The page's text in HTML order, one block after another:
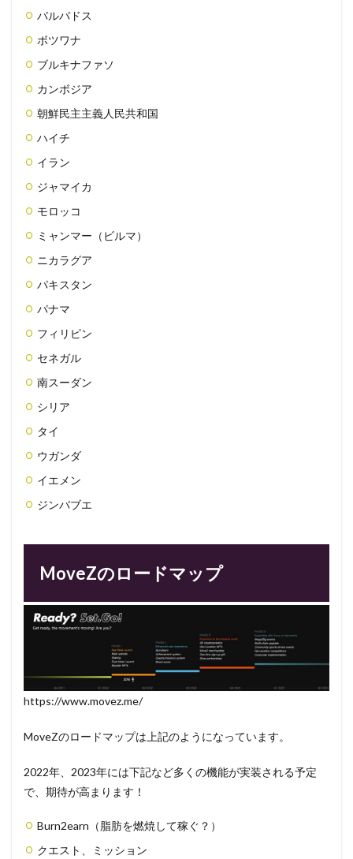
バルバドス
ボツワナ
ブルキナファソ
カンボジア
朝鮮民主主義人民共和国
ハイチ
イラン
ジャマイカ
モロッコ
ミャンマー（ビルマ）
ニカラグア
パキスタン
パナマ
フィリピン
セネガル
南スーダン
シリア
タイ
ウガンダ
イエメン
ジンバブエ
MoveZのロードマップ
https://www.movez.me/
MoveZのロードマップは上記のようになっています。
2022年、2023年には下記など多くの機能が実装される予定
で、期待が高まります！
Burn2earn（脂肪を燃焼して稼ぐ？）
クエスト、ミッション